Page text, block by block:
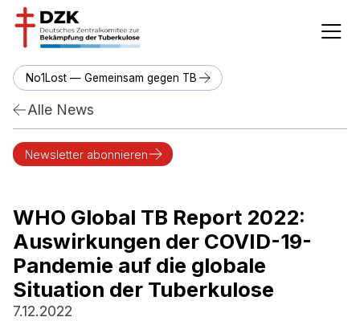
No1Lost — Gemeinsam gegen TB
Alle News
Newsletter abonnieren
WHO Global TB Report 2022:
Auswirkungen der COVID-19-
Pandemie auf die globale
Situation der Tuberkulose
7.12.2022